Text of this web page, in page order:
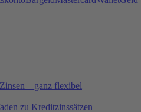
– ganz flexibel
zu Kreditzinssätzen